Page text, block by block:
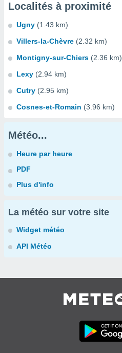
Localités à proximité
Ugny (1.43 km)
Villers-la-Chèvre (2.32 km)
Montigny-sur-Chiers (2.36 km)
Lexy (2.94 km)
Cutry (2.95 km)
Cosnes-et-Romain (3.96 km)
Météo...
Heure par heure
PDF
Plus d'info
La météo sur votre site
Widget météo
API Météo